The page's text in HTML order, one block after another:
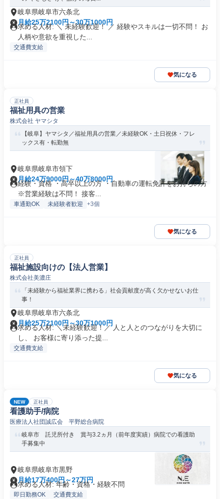
岐阜県岐阜市六条北
月給25万2100円～30万1000円
求める人材: ＼ 未経験歓迎！ ／ 経験やスキルは一切不問！ お
人柄や意欲を重視した...
交通費支給
気になる
正社員
福祉用具の営業
株式会社 ヤマシタ
【岐阜】ヤマシタ／福祉用具の営業／未経験OK・土日祝休・フレ
ックス有・転勤無
岐阜県岐阜市領下
月給24万9000円～40万8000円
経験・資格 ・高卒以上の方 ・自動車の運転免許をお持ちの方
※営業経験は不問！ 接客...
車通勤OK 未経験者歓迎 +3個
気になる
正社員
福祉施設向けの【法人営業】
株式会社美濃庄
「未経験から福祉業界に携わる」社会貢献度が高く欠かせないお仕
事！
岐阜県岐阜市六条北
月給25万2100円～30万1000円
求める人材: ＼未経験歓迎！／ 人と人とのつながりを大切に
し、 お客様に寄り添った提...
交通費支給
気になる
NEW 正社員
看護助手/病院
医療法人社団誠広会 平野総合病院
岐阜市 託児所付き 賞与3.2ヵ月（前年度実績）病院での看護助
手募集中
岐阜県岐阜市黒野
月給17万400円～27万円
求める人材: 年齢・資格・経験不問
即日勤務OK 交通費支給